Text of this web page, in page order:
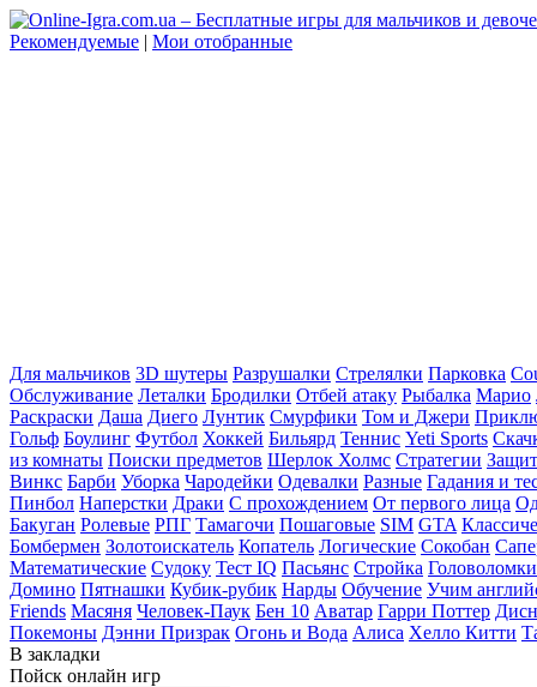
Рекомендуемые | Мои отобранные
Для мальчиков 3D шутеры Разрушалки Стрелялки Парковка
Обслуживание Леталки Бродилки Отбей атаку Рыбалка Марио
Раскраски Даша Диего Лунтик Смурфики Том и Джери
Гольф Боулинг Футбол Хоккей Бильярд Теннис Yeti Sports
из комнаты Поиски предметов Шерлок Холмс Стратегии
Винкс Барби Уборка Чародейки Одевалки Разные Гадания и
Пинбол Наперстки Драки С прохождением От первого лица
Бакуган Ролевые РПГ Тамагочи Пошаговые SIM GTA
Бомбермен Золотоискатель Копатель Логические Сокобан
Математические Судоку Тест IQ Пасьянс Стройка Головоломки
Домино Пятнашки Кубик-рубик Нарды Обучение Учим
Friends Масяня Человек-Паук Бен 10 Аватар Гарри Поттер
Покемоны Дэнни Призрак Огонь и Вода Алиса Хелло Китти
В закладки
Пойск онлайн игр